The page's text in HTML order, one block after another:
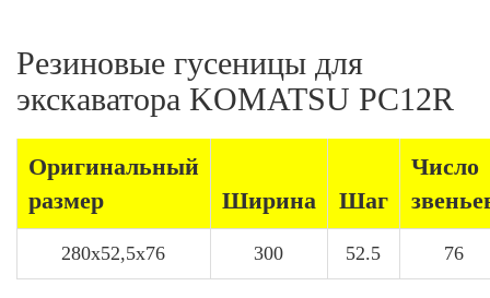
Резиновые гусеницы для
экскаватора KOMATSU PC12R
Оригинальный
размер
Ширина Шаг
Число
280x52,5x76 300 52.5 76